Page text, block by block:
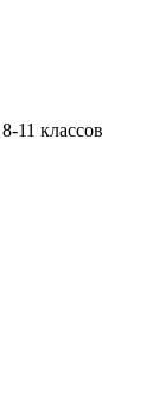
11 классов